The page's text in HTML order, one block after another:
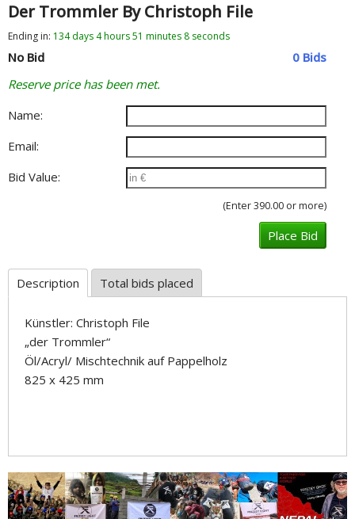
Der Trommler By Christoph File
Ending in: 134days 4hours51 minutes 8 seconds
No Bid
0 Bids
Reserve price has been met.
Name:
Email:
Bid Value:
(Enter 390.00 or more)
Description Total bids placed
Künstler: Christoph File
„der Trommler“
Öl/Acryl/ Mischtechnik auf Pappelholz
825 x 425 mm